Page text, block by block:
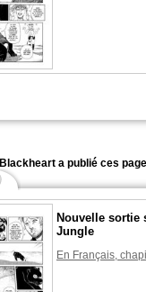
Blackheart a publié ces
Nouvelle sortie
Jungle
En Français,